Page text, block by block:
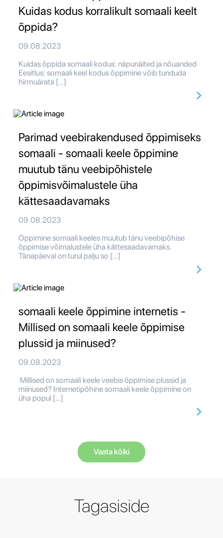
Kuidas kodus korralikult somaali keelt
õppida?
09.08.2023
Kuidas õppida somaali kodus: näpunäited ja nõuanded
Eesitlus: somaali keel kodus õppimine võib tunduda
hirmuärata […]
Parimad veebirakendused õppimiseks
somaali - somaali keele õppimine
muutub tänu veebipõhistele
õppimisvõimalustele üha
kättesaadavamaks
09.08.2023
Oppimine somaali keeles muutub tänu veebipõhise
õppimise võimalustele üha kättesaadavamaks.
Tänapäeval on turul palju so […]
somaali keele õppimine internetis -
Millised on somaali keele õppimise
plussid ja miinused?
09.08.2023
Millised on somaali keele veebis õppimise plussid ja
miinused? Internetipõhine somaali keele õppimine on
üha popul […]
Vaata kõiki
Tagasiside